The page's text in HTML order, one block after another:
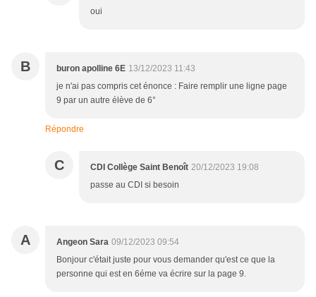
oui
B buron apolline 6E 13/12/2023 11:43
je n'ai pas compris cet énonce : Faire remplir une ligne page
9 par un autre élève de 6°
Répondre
C CDI Collège Saint Benoît 20/12/2023 19:08
passe au CDI si besoin
A Angeon Sara 09/12/2023 09:54
Bonjour c'était juste pour vous demander qu'est ce que la
personne qui est en 6éme va écrire sur la page 9.